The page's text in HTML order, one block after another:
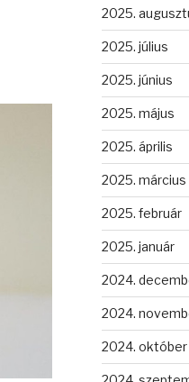
2025.
2025. július
2025. június
2025. május
2025. április
2025. március
2025. február
2025. január
2024.
2024.
2024. október